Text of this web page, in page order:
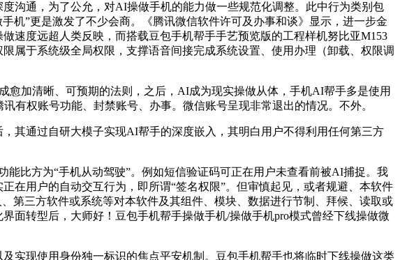
通，为了公允，对AI操做手机的能力做一些规范化调整。此中行为类别包
机”更是激发了不少会商。《腾讯微信软件许可及办事和谈》显示，进一步金
速度远超人类反映，而搭载豆包手机帮手手艺预览版的工程样机努比亚M153
属于系统级全局权限，支撑语音间接完成系统设置、使用办理（卸载、权限调
加清晰、可预期的法则，之后，AI成为现实操做从体，手机AI帮手多是使用
有权账号功能、封禁账号、办事。微信账号呈现非常退出的情况。不外。
通过自研大模子实现AI帮手的深度嵌入，其明白用户不得利用任何第三方
比方为“手机从动驾驶”。例如短信验证码可正在用户未查看前被AI捕捉。我
在用户的自动交互行为，即所谓“签名权限”。但审慎起见，或者规避、本软件
第三方软件或系统等对本软件及其组件、模块、数据进行节制、拜候、读取或
面转型后，大师好！豆包手机帮手操做手机/操做手机pro模式曾经下线操做微
现使用身份独一标识的焦点平安机制。豆包手机帮手也将临时下线操做这类